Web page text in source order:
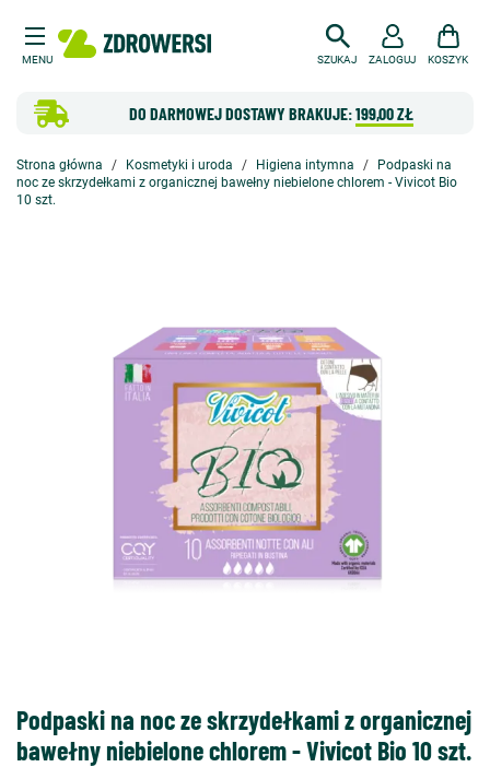
MENU SZUKAJ
DO DARMOWEJ DOSTAWY BRAKUJE:199,00 ZŁ
ZALOGUJ KOSZYK
Strona główna Kosmetyki i uroda Higiena intymna
Podpaski na
noc ze skrzydełkami z organicznej bawełny niebielone chlorem - Vivicot Bio
10 szt.
Podpaski na noc ze skrzydełkami z organicznej
bawełny niebielone chlorem - Vivicot Bio 10 szt.